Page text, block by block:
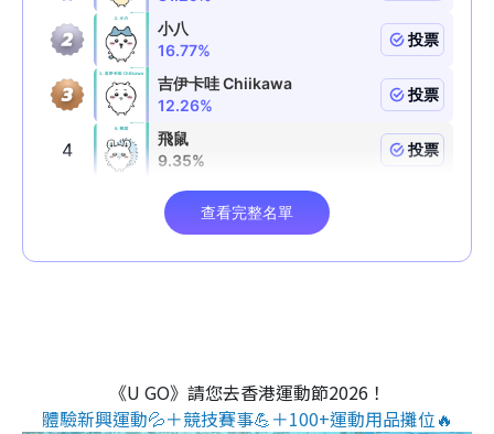
《U GO》請您去香港運動節2026！
體驗新興運動💦＋競技賽事💪＋100+運動用品攤位🔥